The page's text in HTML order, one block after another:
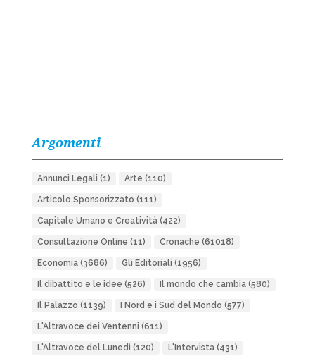
Argomenti
Annunci Legali (1) Arte (110)
Articolo Sponsorizzato (111)
Capitale Umano e Creatività(422)
Consultazione Online (11) Cronache (61018)
Economia(3686) Gli Editoriali (1956)
Il dibattito e le idee (526) Il mondo che cambia(580)
Il Palazzo (1139) I Nord e i Sud del Mondo (577)
L'Altravoce dei Ventenni (611)
L'Altravoce del Lunedì (120) L'Intervista(431)